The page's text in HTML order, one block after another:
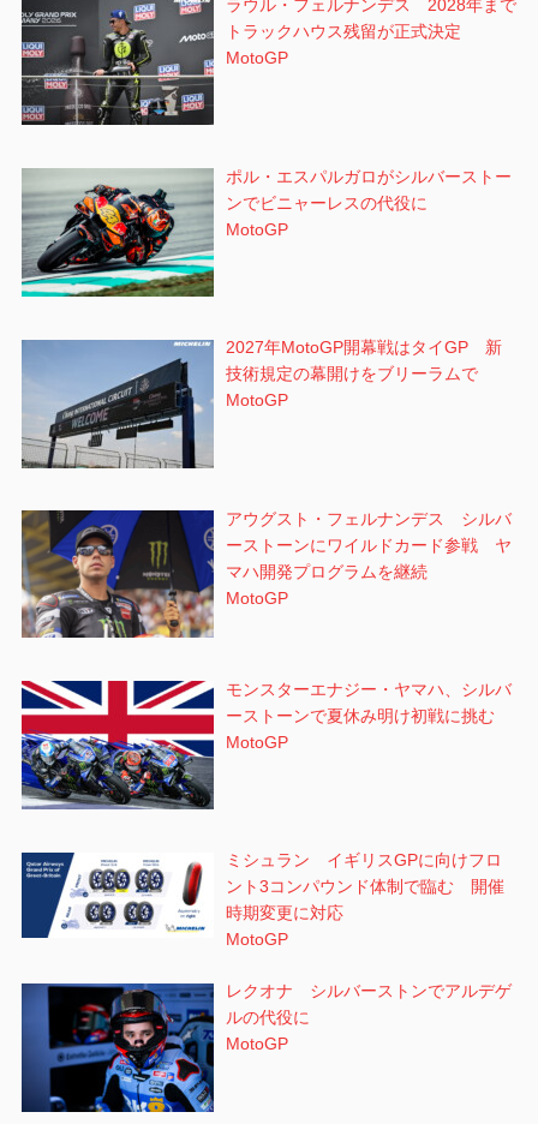
ラウル・フェルナンデス 2028年まで
トラックハウス残留が正式決定
MotoGP
ポル・エスパルガロがシルバーストー
ンでビニャーレスの代役に
MotoGP
2027年MotoGP開幕戦はタイGP 新
技術規定の幕開けをブリーラムで
MotoGP
アウグスト・フェルナンデス シルバ
ーストーンにワイルドカード参戦 ヤ
マハ開発プログラムを継続
MotoGP
モンスターエナジー・ヤマハ、シルバ
ーストーンで夏休み明け初戦に挑む
MotoGP
ミシュラン イギリスGPに向けフロ
ント3コンパウンド体制で臨む 開催
時期変更に対応
MotoGP
レクオナ シルバーストンでアルデゲ
ルの代役に
MotoGP